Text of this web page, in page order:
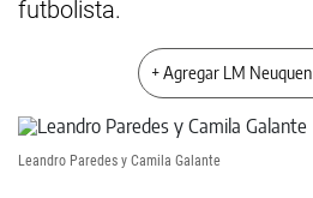
futbolista.
+ Agregar LM
Leandro Paredes y Camila Galante